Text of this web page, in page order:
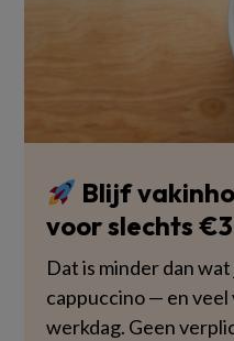
Blijf
voor slechts
Dat is minder dan
cappuccino — en veel
werkdag. Geen